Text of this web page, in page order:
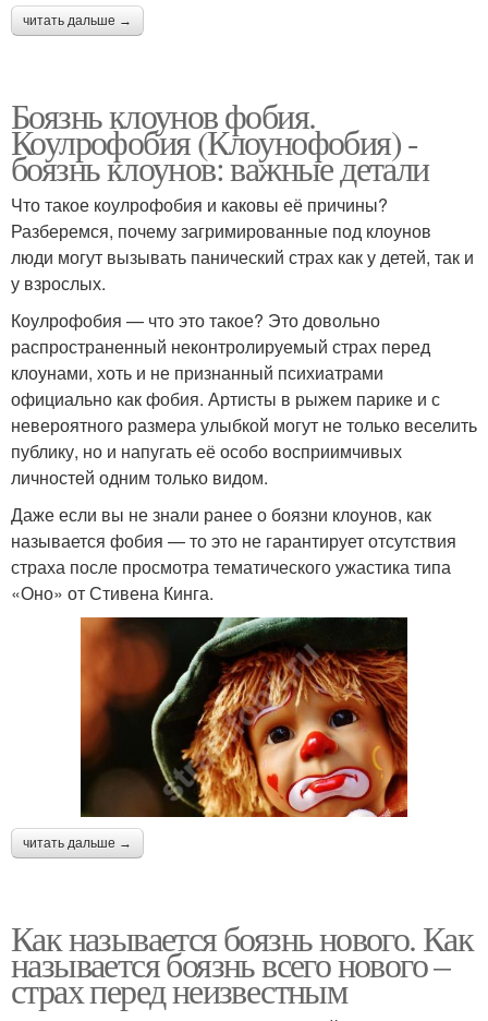
читать дальше →
Боязнь клоунов фобия.
Коулрофобия (Клоунофобия) -
боязнь клоунов: важные детали
Что такое коулрофобия и каковы её причины?
Разберемся, почему загримированные под клоунов
люди могут вызывать панический страх как у детей, так и
у взрослых.
Коулрофобия — что это такое? Это довольно
распространенный неконтролируемый страх перед
клоунами, хоть и не признанный психиатрами
официально как фобия. Артисты в рыжем парике и с
невероятного размера улыбкой могут не только веселить
публику, но и напугать её особо восприимчивых
личностей одним только видом.
Даже если вы не знали ранее о боязни клоунов, как
называется фобия — то это не гарантирует отсутствия
страха после просмотра тематического ужастика типа
«Оно» от Стивена Кинга.
читать дальше →
Как называется боязнь нового. Как
называется боязнь всего нового –
страх перед неизвестным